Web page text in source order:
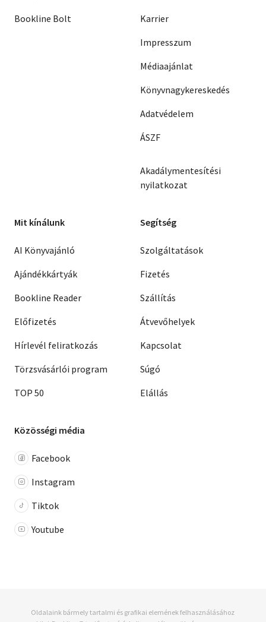
Bookline Bolt
Karrier
Impresszum
Médiaajánlat
Könyvnagykereskedés
Adatvédelem
ÁSZF
Akadálymentesítési
nyilatkozat
Mit kínálunk
AI Könyvajánló
Ajándékkártyák
Bookline Reader
Előfizetés
Hírlevél feliratkozás
Törzsvásárlói program
TOP 50
Segítség
Szolgáltatások
Fizetés
Szállítás
Átvevőhelyek
Kapcsolat
Súgó
Elállás
Közösségi média
Facebook
Instagram
Tiktok
Youtube
Oldalaink bármely tartalmi és grafikai elemének felhasználásához